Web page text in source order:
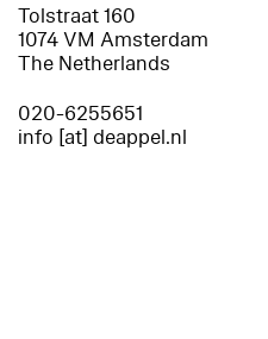
Tolstraat 160
1074 VM Amsterdam
The Netherlands
020-6255651
info [at] deappel.nl